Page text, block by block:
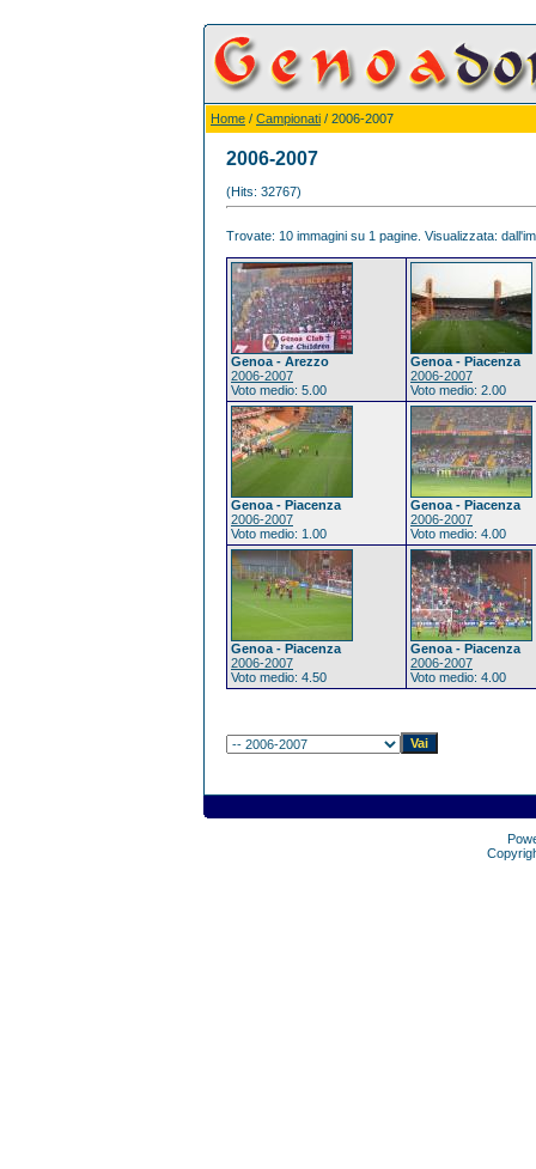
Home / Campionati / 2006-2007
2006-2007
(Hits: 32767)
Trovate: 10 immagini su 1 pagine. Visualizzata:
Genoa - Arezzo
2006-2007
Voto medio: 5.00
Genoa - Piacenza
2006-2007
Voto medio: 2.00
Genoa - Piacenza
2006-2007
Voto medio: 1.00
Genoa - Piacenza
2006-2007
Voto medio: 4.00
Genoa - Piacenza
2006-2007
Voto medio: 4.50
Genoa - Piacenza
2006-2007
Voto medio: 4.00